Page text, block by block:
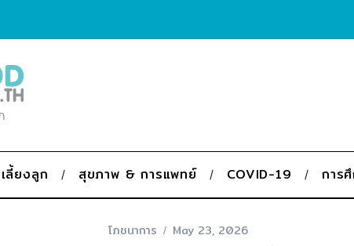
ลี้ยงลูก สุขภาพ & การแพทย์ COVID-19 การ
โภชนาการ May 23, 2026